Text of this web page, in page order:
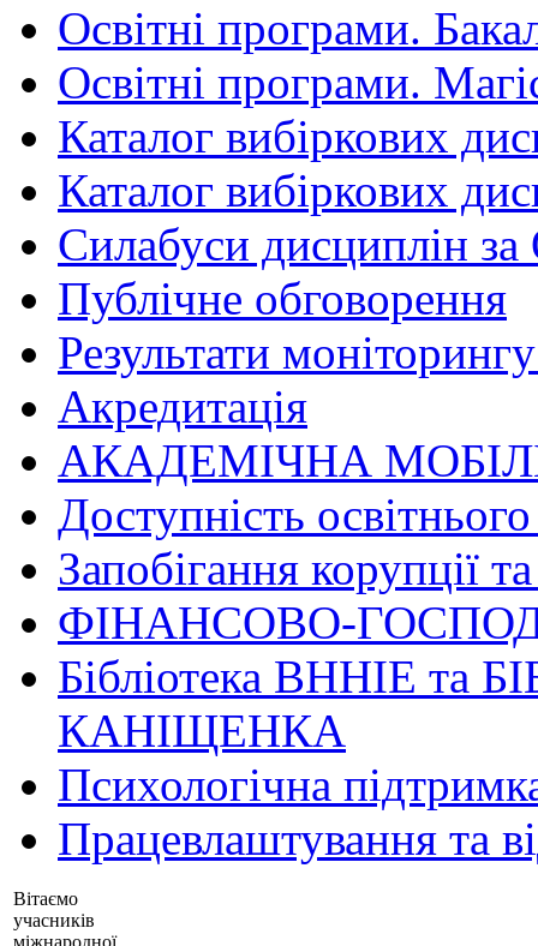
Освітні програми.
Освітні програми.
Каталог вибіркових
Каталог вибіркових
Силабуси дисциплін
Публічне обговорення
Результати
Акредитація
АКАДЕМІЧНА
Доступність
Запобігання корупції
ФІНАНСОВО-
Бібліотека ВННІЕ та
КАНІЩЕНКА
Психологічна
Працевлаштування та
Вітаємо
учасників
міжнародної